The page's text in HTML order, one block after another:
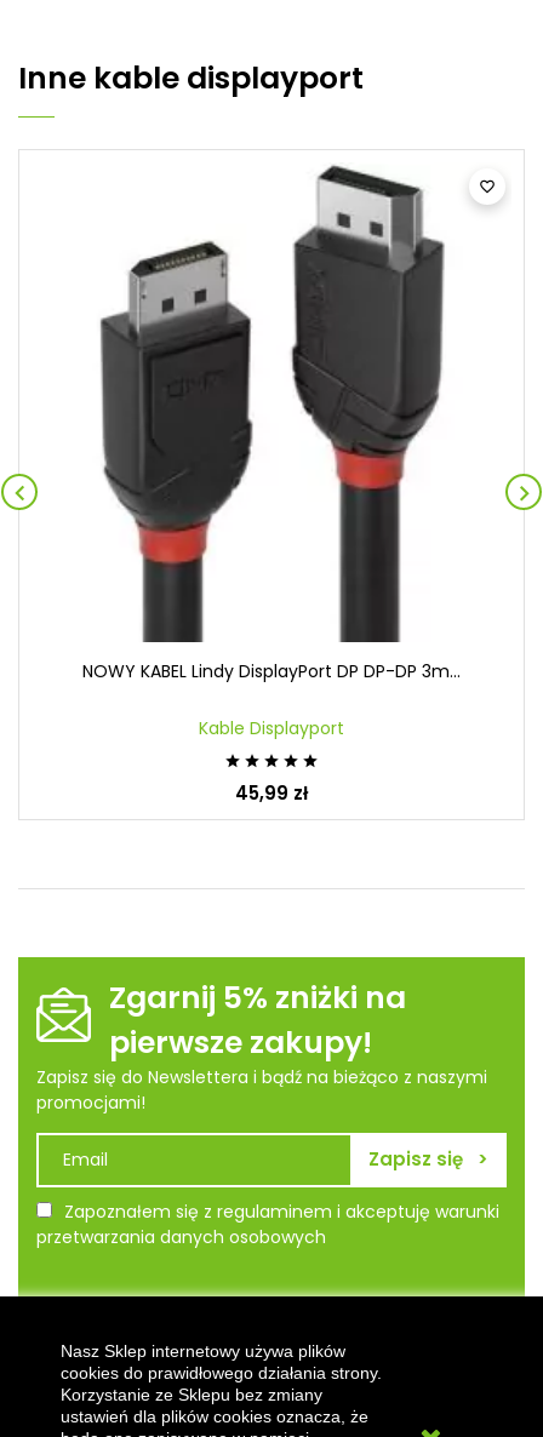
Inne kable displayport


NOWY KABEL Lindy DisplayPort DP DP-DP 3m...
Kable Displayport
    
45,99 zł

Zgarnij 5% zniżki na
pierwsze zakupy!
Zapisz się do Newslettera i bądź na bieżąco z naszymi
promocjami!
Zapoznałem się z regulaminem i akceptuję warunki
przetwarzania danych osobowych
Informacje
Nasza firma
Nasz Sklep internetowy używa plików
cookies do prawidłowego działania strony.
Korzystanie ze Sklepu bez zmiany
ustawień dla plików cookies oznacza, że